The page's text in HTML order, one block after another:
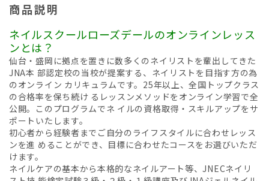
商品説明
ネイルスクールローズデールのオンラインレッス
ンとは？
仙台・盛岡に拠点を置きに数多くのネイリストを輩出してきた
JNA本 部認定校の当校が提案する、ネイリストを目指す方の為
のオンライン カリキュラムです。25年以上、全国トップクラス
の合格率を保ち続け るレッスンメソッドをオンライン学習で全
公開。このプログラムでネ イルの資格取得・スキルアップをサ
ポートいたします。
初心者から経験者までご自分のライフスタイルに合わせレッス
ンを進 めることができ、目標に合わせたコースをお選びいただ
けます。
ネイルケアの基本から本格的なネイルアート等、JNECネイリ